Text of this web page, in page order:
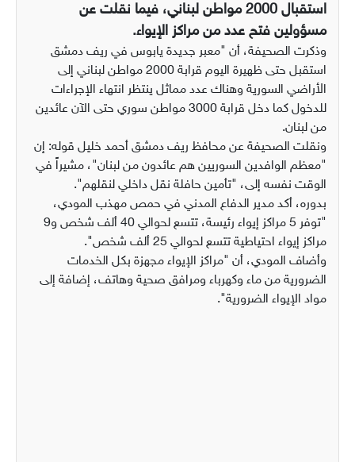
استقبال 2000 مواطن لبناني، فيما نقلت عن
مسؤولين فتح عدد من مراكز الإيواء.
وذكرت الصحيفة، أن "معبر جديدة يابوس في ريف دمشق
استقبل حتى ظهيرة اليوم قرابة 2000 مواطن لبناني إلى
الأراضي السورية وهناك عدد مماثل ينتظر انتهاء الإجراءات
للدخول كما دخل قرابة 3000 مواطن سوري حتى الآن عائدين
من لبنان.
ونقلت الصحيفة عن محافظ ريف دمشق أحمد خليل قوله: إن
"معظم الوافدين السوريين هم عائدون من لبنان"، مشيراً في
الوقت نفسه إلى، "تأمين حافلة نقل داخلي لنقلهم".
بدوره، أكد مدير الدفاع المدني في حمص مهذب المودي،
"توفر 5 مراكز إيواء رئيسة، تتسع لحوالي 40 ألف شخص و9
مراكز إيواء احتياطية تتسع لحوالي 25 ألف شخص".
وأضاف المودي، أن "مراكز الإيواء مجهزة بكل الخدمات
الضرورية من ماء وكهرباء ومرافق صحية وهاتف، إضافة إلى
مواد الإيواء الضرورية".